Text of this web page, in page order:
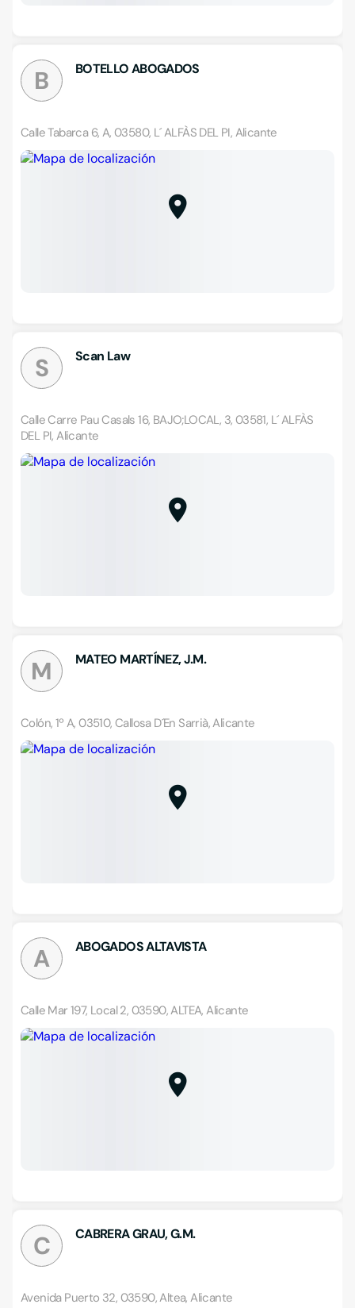
B BOTELLO ABOGADOS
Calle Tabarca 6, A, 03580, L´ ALFÀS DEL PI, Alicante
S Scan Law
Calle Carre Pau Casals 16, BAJO;LOCAL, 3, 03581, L´ ALFÀS
DEL PI, Alicante
M MATEO MARTÍNEZ, J.M.
Colón, 1º A, 03510, Callosa D´En Sarrià, Alicante
A ABOGADOS ALTAVISTA
Calle Mar 197, Local 2, 03590, ALTEA, Alicante
C CABRERA GRAU, G.M.
Avenida Puerto 32, 03590, Altea, Alicante